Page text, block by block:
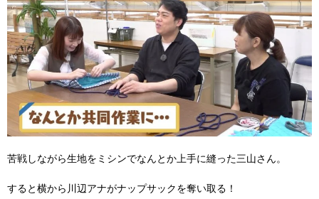
苦戦しながら生地をミシンでなんとか上手に縫った三山さん。
すると横から川辺アナがナップサックを奪い取る！